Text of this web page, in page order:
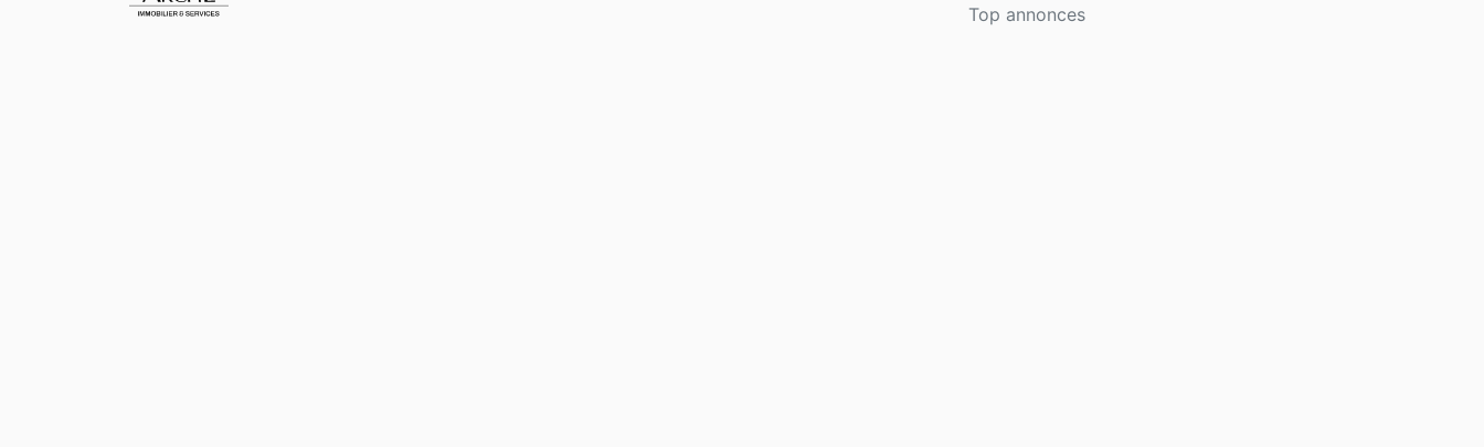
Top annonces